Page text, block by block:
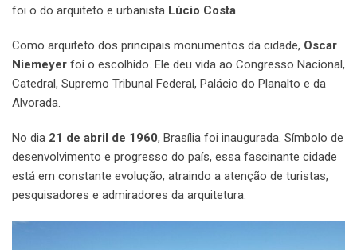
foi o do arquiteto e urbanista Lúcio Costa.
Como arquiteto dos principais monumentos da cidade, Oscar
Niemeyer foi o escolhido. Ele deu vida ao Congresso Nacional,
Catedral, Supremo Tribunal Federal, Palácio do Planalto e da
Alvorada.
No dia 21 de abril de 1960, Brasília foi inaugurada. Símbolo de
desenvolvimento e progresso do país, essa fascinante cidade
está em constante evolução; atraindo a atenção de turistas,
pesquisadores e admiradores da arquitetura.